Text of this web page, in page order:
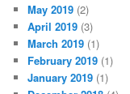
May 2019 (2)
April 2019 (3)
March 2019 (1)
February 2019 (1)
January 2019 (1)